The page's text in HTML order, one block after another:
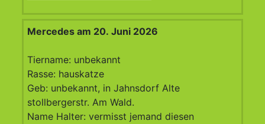
Mercedes am 20. Juni 2026
Tiername: unbekannt
Rasse: hauskatze
Geb: unbekannt, in Jahnsdorf Alte
stollbergerstr. Am Wald.
Name Halter: vermisst jemand diesen